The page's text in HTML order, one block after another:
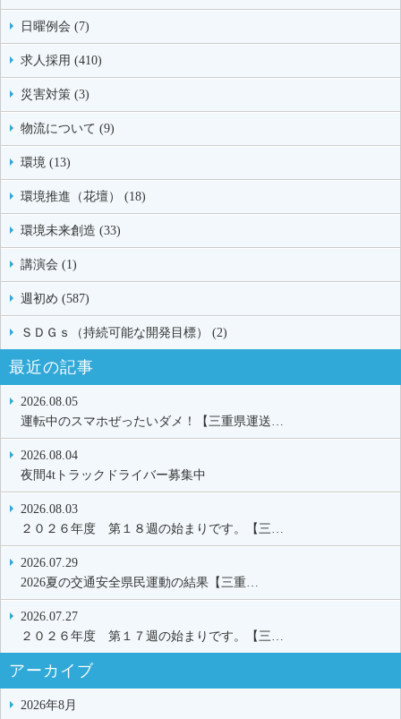
日曜例会 (7)
求人採用 (410)
災害対策 (3)
物流について (9)
環境 (13)
環境推進（花壇） (18)
環境未来創造 (33)
講演会 (1)
週初め (587)
ＳＤＧｓ（持続可能な開発目標） (2)
最近の記事
2026.08.05
運転中のスマホぜったいダメ！【三重県運送…
2026.08.04
夜間4tトラックドライバー募集中
2026.08.03
２０２６年度 第１８週の始まりです。【三…
2026.07.29
2026夏の交通安全県民運動の結果【三重…
2026.07.27
２０２６年度 第１７週の始まりです。【三…
アーカイブ
2026年8月